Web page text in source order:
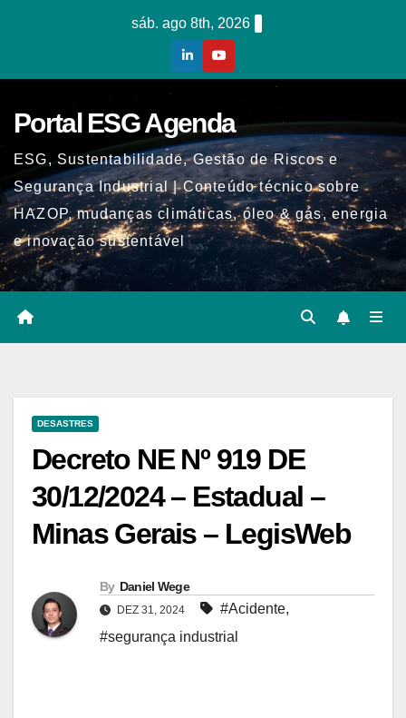
sáb. ago 8th, 2026
Portal ESG Agenda
ESG, Sustentabilidade, Gestão de Riscos e
Segurança Industrial | Conteúdo técnico sobre
HAZOP, mudanças climáticas, óleo & gás, energia
e inovação sustentável
DESASTRES
Decreto NE Nº 919 DE
30/12/2024 – Estadual –
Minas Gerais – LegisWeb
By Daniel Wege
DEZ 31, 2024 #Acidente,
#segurança industrial